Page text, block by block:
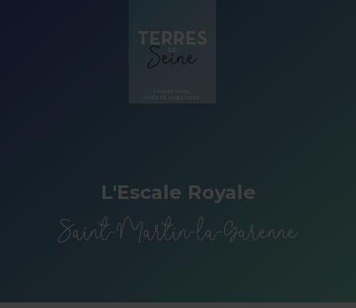
L'Escale Royale
Saint-Martin-la-Garenne